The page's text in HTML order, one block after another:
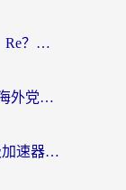
在海外用什么加速器玩公主连结：Re？老玩家亲测的稳定方案来了
在美国怎么玩使命召唤OL不卡？海外党亲测有效的国服游戏加速器指南
海外非人学园卡成PPT？2026终极加速器指南：从暗区突围到王国纪元，一篇搞定